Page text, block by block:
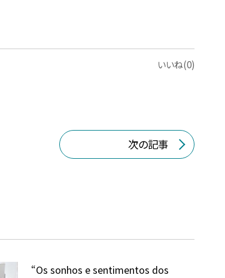
いいね(0)
次の記事
“Os sonhos e sentimentos dos